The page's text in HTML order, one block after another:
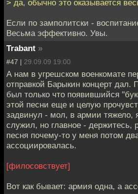
> да, обычно это оказывается
Если по замполитски -
Весьма эффективно. Увы.
Trabant »
#47 | 29.09.09 19:00
А нам в угрешском военкомате
отправкой Барыкин концерт дал.
был только что появившийся
этой песни еще и целую
задвинул - мол, в армии тяжело,
служил, но главное - держитесь,
песня почему-то у меня потом
ассоциировалась.
[филосовствует]
Вот как бывает: армия одна, а